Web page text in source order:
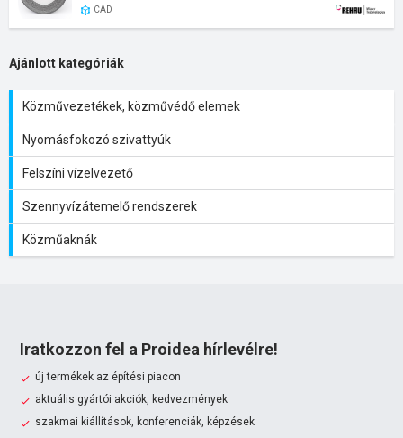
CAD
Ajánlott kategóriák
Közművezetékek, közművédő elemek
Nyomásfokozó szivattyúk
Felszíni vízelvezető
Szennyvízátemelő rendszerek
Közműaknák
Iratkozzon fel a Proidea hírlevélre!
új termékek az építési piacon
aktuális gyártói akciók, kedvezmények
szakmai kiállítások, konferenciák, képzések